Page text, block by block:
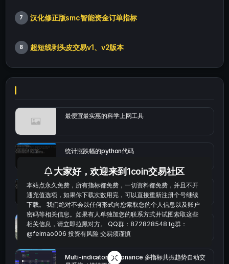
7 汉化修正版smc智能资金订单指标
8 超短线剥头皮交易v1、v2版本
最便宜最实惠的科学上网工具
统计涨跌幅的python代码
okx的短线量化的免费版本
bybit安卓端
Multi-indicator Resonance 多指标共振趋势自动交
大家好，欢迎来到1coin交易社区
本站点永久免费，所有指标都免费，一切资料都免费，并且不开
通充值选项，如果你下载次数用完，可以直接重新注册个号继续
下载。 我们绝对不会以任何形式向您索取您的个人信息以及账户
密码等相关信息。如果有人单独加您的联系方式并试图索取这些
相关信息，请立即拉黑对方。 QQ群：872828548 tg群：
@feimao006 投资有风险 交易须谨慎